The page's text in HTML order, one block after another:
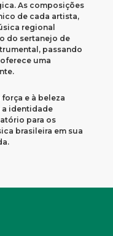
As composições
de cada artista,
regional
do sertanejo de
passando
uma
e à beleza
a identidade
para os
brasileira em sua